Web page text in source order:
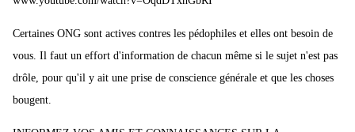
Certaines ONG sont actives contres les pédophiles et elles ont besoin de
vous. Il faut un effort d'information de chacun même si le sujet n'est pas
drôle, pour qu'il y ait une prise de conscience générale et que les choses
bougent.